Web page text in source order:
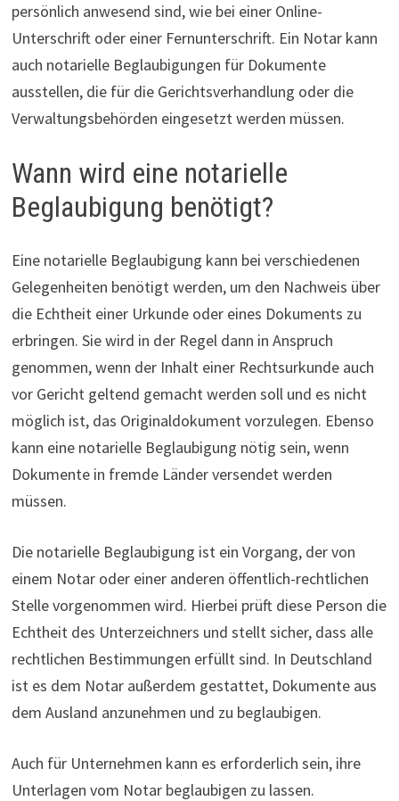
persönlich anwesend sind, wie bei einer Online-
Unterschrift oder einer Fernunterschrift. Ein Notar kann
auch notarielle Beglaubigungen für Dokumente
ausstellen, die für die Gerichtsverhandlung oder die
Verwaltungsbehörden eingesetzt werden müssen.
Wann wird eine notarielle
Beglaubigung benötigt?
Eine notarielle Beglaubigung kann bei verschiedenen
Gelegenheiten benötigt werden, um den Nachweis über
die Echtheit einer Urkunde oder eines Dokuments zu
erbringen. Sie wird in der Regel dann in Anspruch
genommen, wenn der Inhalt einer Rechtsurkunde auch
vor Gericht geltend gemacht werden soll und es nicht
möglich ist, das Originaldokument vorzulegen. Ebenso
kann eine notarielle Beglaubigung nötig sein, wenn
Dokumente in fremde Länder versendet werden
müssen.
Die notarielle Beglaubigung ist ein Vorgang, der von
einem Notar oder einer anderen öffentlich-rechtlichen
Stelle vorgenommen wird. Hierbei prüft diese Person die
Echtheit des Unterzeichners und stellt sicher, dass alle
rechtlichen Bestimmungen erfüllt sind. In Deutschland
ist es dem Notar außerdem gestattet, Dokumente aus
dem Ausland anzunehmen und zu beglaubigen.
Auch für Unternehmen kann es erforderlich sein, ihre
Unterlagen vom Notar beglaubigen zu lassen.